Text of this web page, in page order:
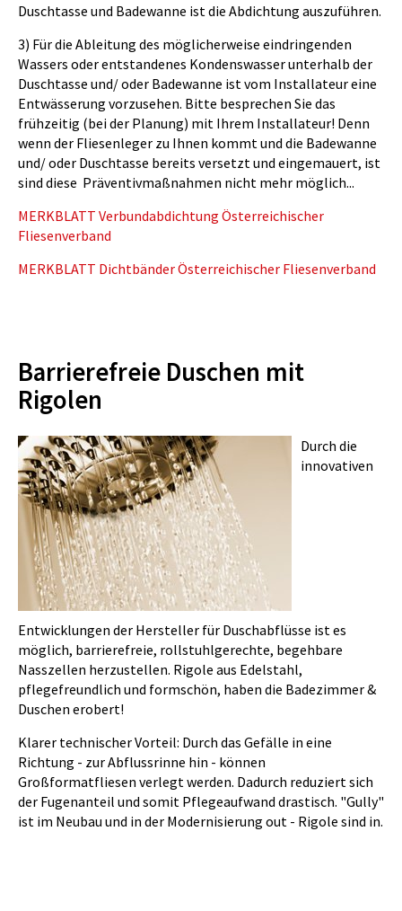
Duschtasse und Badewanne ist die Abdichtung auszuführen.
3) Für die Ableitung des möglicherweise eindringenden
Wassers oder entstandenes Kondenswasser unterhalb der
Duschtasse und/ oder Badewanne ist vom Installateur eine
Entwässerung vorzusehen. Bitte besprechen Sie das
frühzeitig (bei der Planung) mit Ihrem Installateur! Denn
wenn der Fliesenleger zu Ihnen kommt und die Badewanne
und/ oder Duschtasse bereits versetzt und eingemauert, ist
sind diese Präventivmaßnahmen nicht mehr möglich...
MERKBLATT Verbundabdichtung Österreichischer
Fliesenverband
MERKBLATT Dichtbänder Österreichischer Fliesenverband
Barrierefreie Duschen mit
Rigolen
Durch die
innovativen
Entwicklungen der Hersteller für Duschabflüsse ist es
möglich, barrierefreie, rollstuhlgerechte, begehbare
Nasszellen herzustellen. Rigole aus Edelstahl,
pflegefreundlich und formschön, haben die Badezimmer &
Duschen erobert!
Klarer technischer Vorteil: Durch das Gefälle in eine
Richtung - zur Abflussrinne hin - können
Großformatfliesen verlegt werden. Dadurch reduziert sich
der Fugenanteil und somit Pflegeaufwand drastisch. "Gully"
ist im Neubau und in der Modernisierung out - Rigole sind in.